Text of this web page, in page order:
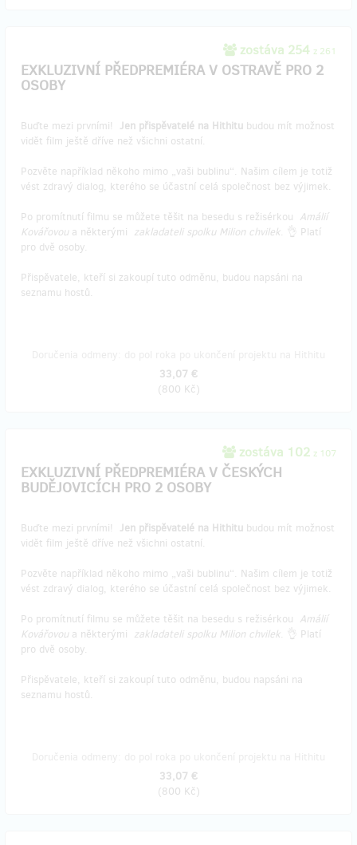
zostáva 254 z 261
EXKLUZIVNÍ PŘEDPREMIÉRA V OSTRAVĚ PRO 2
OSOBY
Buďte mezi prvními! Jen přispěvatelé na Hithitu budou mít možnost
vidět film ještě dříve než všichni ostatní.
Pozvěte například někoho mimo „vaši bublinu“. Našim cílem je totiž
vést zdravý dialog, kterého se účastní celá společnost bez výjimek.
Po promítnutí filmu se můžete těšit na besedu s režisérkou Amálií
Kovářovou a některými zakladateli spolku Milion chvilek. 👌 Platí
pro dvě osoby.
Přispěvatele, kteří si zakoupí tuto odměnu, budou napsáni na
seznamu hostů.
33,07 €
(800 Kč)
zostáva 102 z 107
EXKLUZIVNÍ PŘEDPREMIÉRA V ČESKÝCH
BUDĚJOVICÍCH PRO 2 OSOBY
Buďte mezi prvními! Jen přispěvatelé na Hithitu budou mít možnost
vidět film ještě dříve než všichni ostatní.
Pozvěte například někoho mimo „vaši bublinu“. Našim cílem je totiž
vést zdravý dialog, kterého se účastní celá společnost bez výjimek.
Po promítnutí filmu se můžete těšit na besedu s režisérkou Amálií
Kovářovou a některými zakladateli spolku Milion chvilek. 👌 Platí
pro dvě osoby.
Přispěvatele, kteří si zakoupí tuto odměnu, budou napsáni na
seznamu hostů.
33,07 €
(800 Kč)